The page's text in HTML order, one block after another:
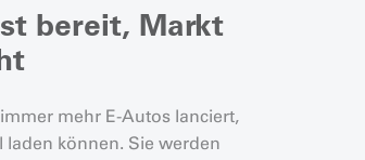
bereit, Markt
mehr E-Autos lanciert,
laden können. Sie werden